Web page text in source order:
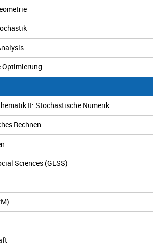
II: Stochastische Numerik
Rechnen
Sciences (GESS)